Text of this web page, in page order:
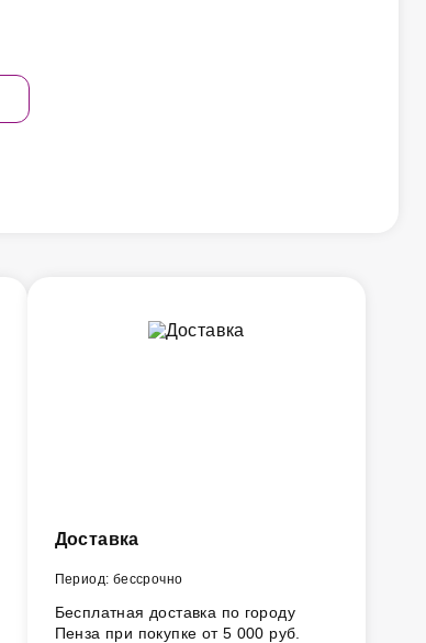
Доставка
Период: бессрочно
Бесплатная доставка по городу
Пенза при покупке от 5 000 руб.